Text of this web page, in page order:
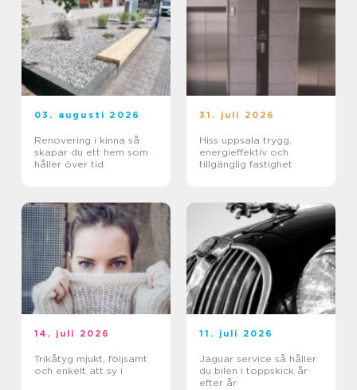
03. augusti 2026
Renovering i kinna så
skapar du ett hem som
håller över tid
31. juli 2026
Hiss uppsala trygg,
energieffektiv och
tillgänglig fastighet
14. juli 2026
Trikåtyg mjukt, följsamt
och enkelt att sy i
11. juli 2026
Jaguar service så håller
du bilen i toppskick år
efter år